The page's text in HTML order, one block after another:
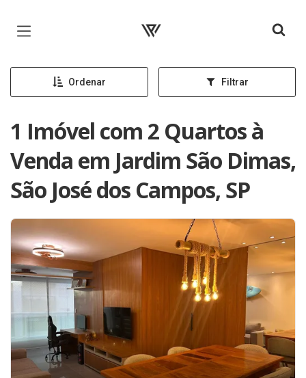
Página inicial
Ordenar Filtrar
1 Imóvel com 2 Quartos à
Venda em Jardim São Dimas,
São José dos Campos, SP